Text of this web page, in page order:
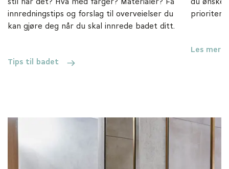
stil har det? Hva med farger? Materialer? Få
innredningstips og forslag til overveielser du
kan gjøre deg når du skal innrede badet ditt.
Tips til badet
du
Les mer